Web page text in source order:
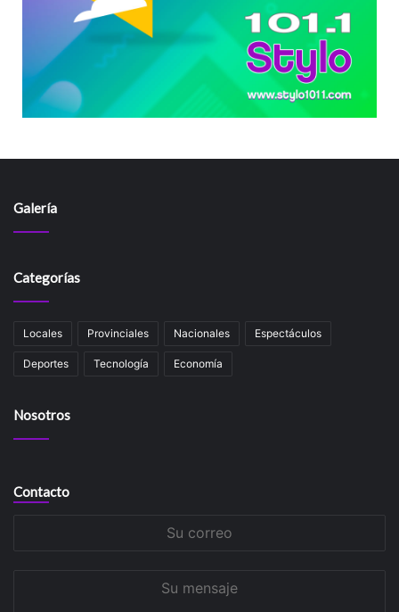
Galería
Categorías
Locales Provinciales Nacionales Espectáculos
Deportes Tecnología Economía
Nosotros
Contacto